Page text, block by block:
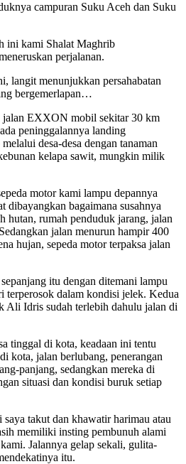
campuran Suku Aceh dan Suku
ini kami Shalat Maghrib
perjalanan.
langit menunjukkan persahabatan
bergemerlapan…
jalan EXXON mobil sekitar 30 km
peninggalannya landing
desa-desa dengan tanaman
kelapa sawit, mungkin milik
motor kami lampu depannya
dibayangkan bagaimana susahnya
hutan, rumah penduduk jarang, jalan
jalan menurun hampir 400
hujan, sepeda motor terpaksa jalan
itu dengan ditemani lampu
terperosok dalam kondisi jelek. Kedua
Ali Idris sudah terlebih dahulu jalan di
tinggal di kota, keadaan ini tentu
kota, jalan berlubang, penerangan
panjang, sedangkan mereka di
situasi dan kondisi buruk setiap
takut dan khawatir harimau atau
memiliki insting pembunuh alami
Jalannya gelap sekali, gulita-
itu.